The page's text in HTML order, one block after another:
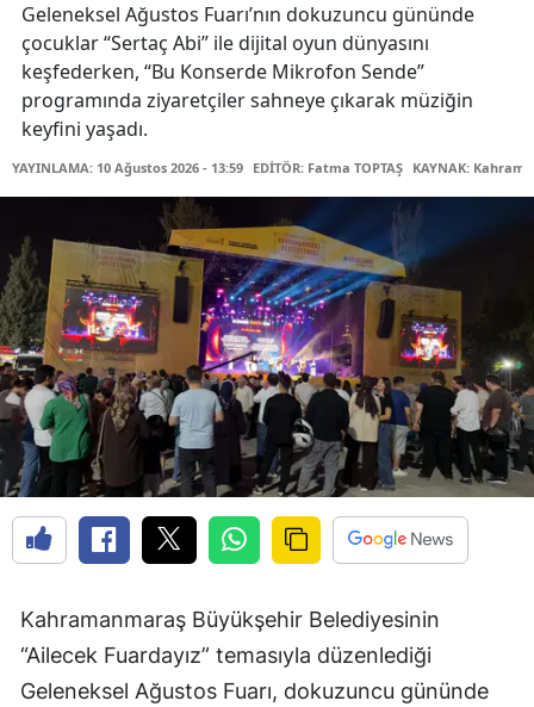
Geleneksel Ağustos Fuarı’nın dokuzuncu gününde
çocuklar “Sertaç Abi” ile dijital oyun dünyasını
keşfederken, “Bu Konserde Mikrofon Sende”
programında ziyaretçiler sahneye çıkarak müziğin
keyfini yaşadı.
YAYINLAMA: 10 Ağustos 2026 - 13:59 EDİTÖR: Fatma TOPTAŞ KAYNAK:
Kahramanmaraş Büyükşehir Belediyesinin
“Ailecek Fuardayız” temasıyla düzenlediği
Geleneksel Ağustos Fuarı, dokuzuncu gününde